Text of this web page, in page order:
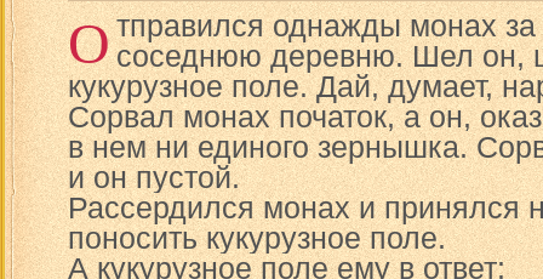
Отправился однажды монах
соседнюю деревню. Шел он,
кукурузное поле. Дай, думает,
Сорвал монах початок, а он,
в нем ни единого зернышка.
и он пустой.
Рассердился монах и принялся
поносить кукурузное поле.
А кукурузное поле ему в ответ: